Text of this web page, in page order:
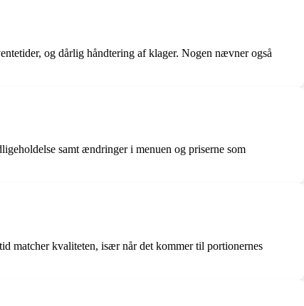
og dårlig håndtering af klager. Nogen nævner også
samt ændringer i menuen og priserne som
matcher kvaliteten, især når det kommer til portionernes